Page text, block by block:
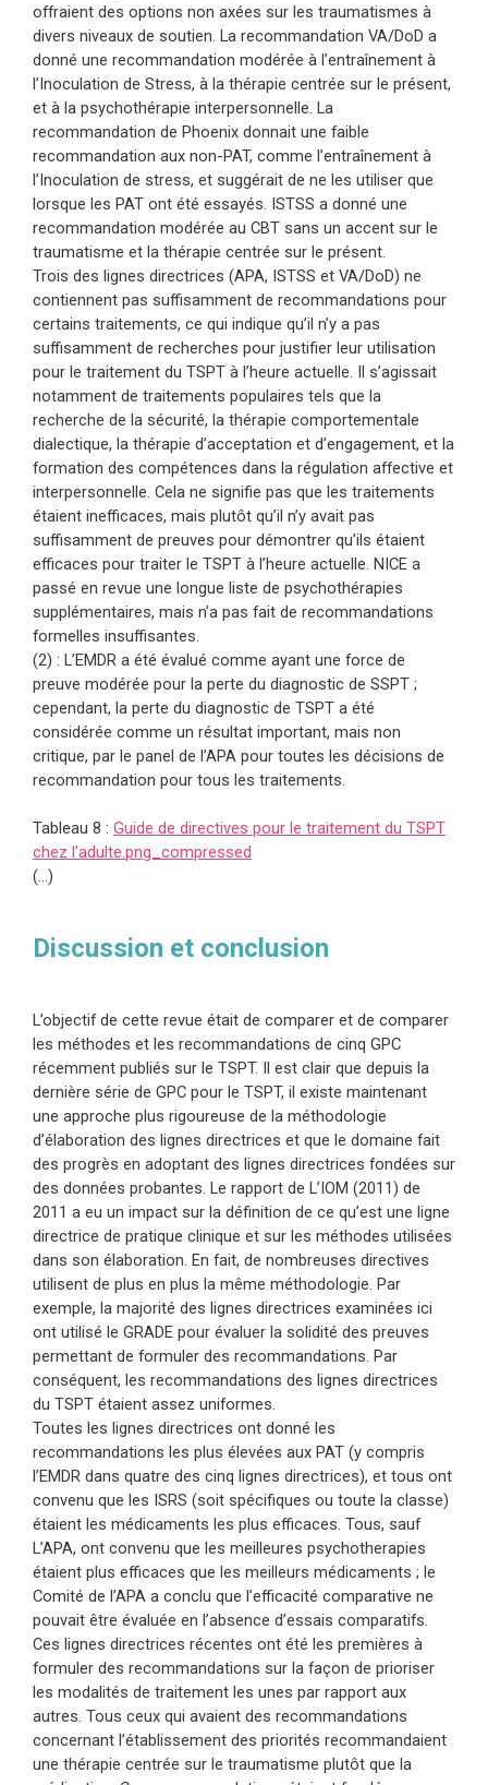
offraient des options non axées sur les traumatismes à
divers niveaux de soutien. La recommandation VA/DoD a
donné une recommandation modérée à l’entraînement à
l’Inoculation de Stress, à la thérapie centrée sur le présent,
et à la psychothérapie interpersonnelle. La
recommandation de Phoenix donnait une faible
recommandation aux non-PAT, comme l’entraînement à
l’Inoculation de stress, et suggérait de ne les utiliser que
lorsque les PAT ont été essayés. ISTSS a donné une
recommandation modérée au CBT sans un accent sur le
traumatisme et la thérapie centrée sur le présent.
Trois des lignes directrices (APA, ISTSS et VA/DoD) ne
contiennent pas suffisamment de recommandations pour
certains traitements, ce qui indique qu’il n’y a pas
suffisamment de recherches pour justifier leur utilisation
pour le traitement du TSPT à l’heure actuelle. Il s’agissait
notamment de traitements populaires tels que la
recherche de la sécurité, la thérapie comportementale
dialectique, la thérapie d’acceptation et d’engagement, et la
formation des compétences dans la régulation affective et
interpersonnelle. Cela ne signifie pas que les traitements
étaient inefficaces, mais plutôt qu’il n’y avait pas
suffisamment de preuves pour démontrer qu’ils étaient
efficaces pour traiter le TSPT à l’heure actuelle. NICE a
passé en revue une longue liste de psychothérapies
supplémentaires, mais n’a pas fait de recommandations
formelles insuffisantes.
(2) : L’EMDR a été évalué comme ayant une force de
preuve modérée pour la perte du diagnostic de SSPT ;
cependant, la perte du diagnostic de TSPT a été
considérée comme un résultat important, mais non
critique, par le panel de l’APA pour toutes les décisions de
recommandation pour tous les traitements.
Tableau 8 : Guide de directives pour le traitement du TSPT
chez l’adulte.png_compressed
(…)
Discussion et conclusion
L’objectif de cette revue était de comparer et de comparer
les méthodes et les recommandations de cinq GPC
récemment publiés sur le TSPT. Il est clair que depuis la
dernière série de GPC pour le TSPT, il existe maintenant
une approche plus rigoureuse de la méthodologie
d’élaboration des lignes directrices et que le domaine fait
des progrès en adoptant des lignes directrices fondées sur
des données probantes. Le rapport de L’IOM (2011) de
2011 a eu un impact sur la définition de ce qu’est une ligne
directrice de pratique clinique et sur les méthodes utilisées
dans son élaboration. En fait, de nombreuses directives
utilisent de plus en plus la même méthodologie . Par
exemple, la majorité des lignes directrices examinées ici
ont utilisé le GRADE pour évaluer la solidité des preuves
permettant de formuler des recommandations. Par
conséquent, les recommandations des lignes directrices
du TSPT étaient assez uniformes.
Toutes les lignes directrices ont donné les
recommandations les plus élevées aux PAT (y compris
l’EMDR dans quatre des cinq lignes directrices), et tous ont
convenu que les ISRS (soit spécifiques ou toute la classe)
étaient les médicaments les plus efficaces. Tous, sauf
L’APA, ont convenu que les meilleures psychotherapies
étaient plus efficaces que les meilleurs médicaments ; le
Comité de l’APA a conclu que l’efficacité comparative ne
pouvait être évaluée en l’absence d’essais comparatifs
Ces lignes directrices récentes ont été les premières à
formuler des recommandations sur la façon de prioriser
les modalités de traitement les unes par rapport aux
autres. Tous ceux qui avaient des recommandations
concernant l’établissement des priorités recommandaient
une thérapie centrée sur le traumatisme plutôt que la